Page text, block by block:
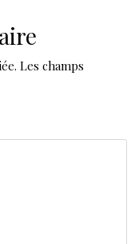
Les champs